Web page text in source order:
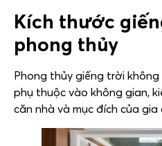
Kích thước
phong thủy
Phong thủy giếng trời
phụ thuộc vào không gian,
căn nhà và mục đích của gia